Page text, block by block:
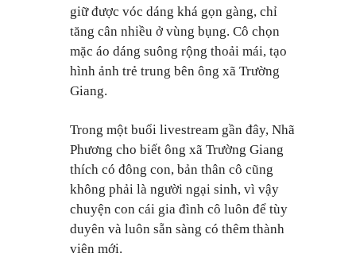
giữ được vóc dáng khá gọn gàng, chỉ
tăng cân nhiều ở vùng bụng. Cô chọn
mặc áo dáng suông rộng thoải mái, tạo
hình ảnh trẻ trung bên ông xã Trường
Giang.
Trong một buổi livestream gần đây, Nhã
Phương cho biết ông xã Trường Giang
thích có đông con, bản thân cô cũng
không phải là người ngại sinh, vì vậy
chuyện con cái gia đình cô luôn để tùy
duyên và luôn sẵn sàng có thêm thành
viên mới.